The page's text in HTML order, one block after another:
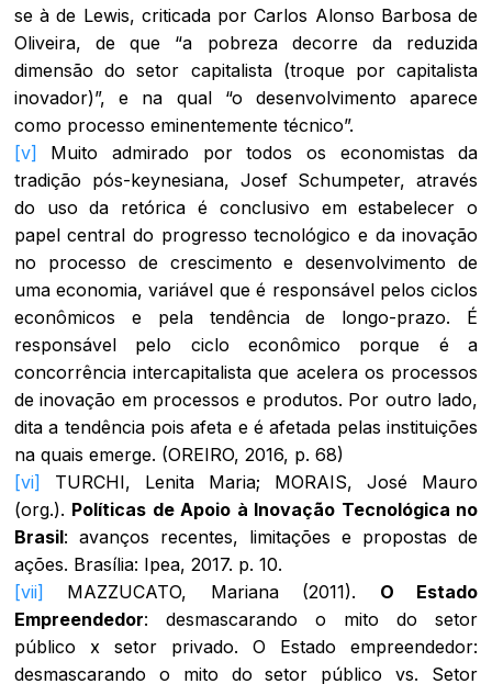
se à de Lewis, criticada por Carlos Alonso Barbosa de
Oliveira, de que “a pobreza decorre da reduzida
dimensão do setor capitalista (troque por capitalista
inovador)”, e na qual “o desenvolvimento aparece
como processo eminentemente técnico”.
[v] Muito admirado por todos os economistas da
tradição pós-keynesiana, Josef Schumpeter, através
do uso da retórica é conclusivo em estabelecer o
papel central do progresso tecnológico e da inovação
no processo de crescimento e desenvolvimento de
uma economia, variável que é responsável pelos ciclos
econômicos e pela tendência de longo-prazo. É
responsável pelo ciclo econômico porque é a
concorrência intercapitalista que acelera os processos
de inovação em processos e produtos. Por outro lado,
dita a tendência pois afeta e é afetada pelas instituições
na quais emerge. (OREIRO, 2016, p. 68)
[vi] TURCHI, Lenita Maria; MORAIS, José Mauro
(org.). Políticas de Apoio à Inovação Tecnológica no
Brasil: avanços recentes, limitações e propostas de
ações. Brasília: Ipea, 2017. p. 10.
[vii] MAZZUCATO, Mariana (2011). O Estado
Empreendedor: desmascarando o mito do setor
público x setor privado. O Estado empreendedor:
desmascarando o mito do setor público vs. Setor